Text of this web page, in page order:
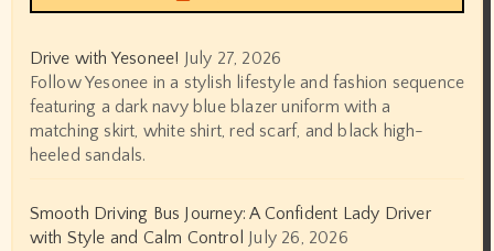
Drive with Yesonee! July 27, 2026
Follow Yesonee in a stylish lifestyle and fashion sequence
featuring a dark navy blue blazer uniform with a
matching skirt, white shirt, red scarf, and black high-
heeled sandals.
Smooth Driving Bus Journey: A Confident Lady Driver
with Style and Calm Control July 26, 2026